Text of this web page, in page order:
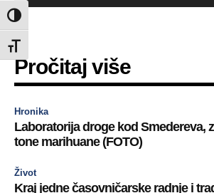
Toggle High Contrast
Toggle Font size
Pročitaj više
Hronika
Laboratorija droge kod Smedereva,
tone marihuane (FOTO)
Život
Kraj jedne časovničarske radnje i